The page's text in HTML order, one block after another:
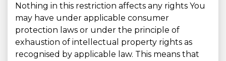
Nothing in this restriction affects any rights You
may have under applicable consumer
protection laws or under the principle of
exhaustion of intellectual property rights as
recognised by applicable law. This means that